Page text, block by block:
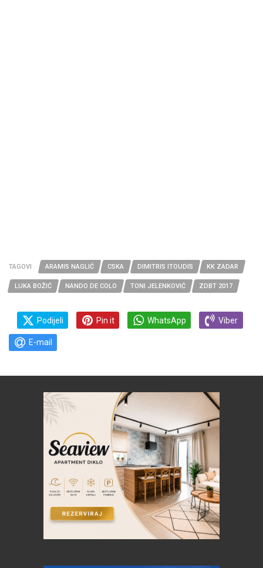
TAGOVI ARAMIS NAGLIĆ CSKA DIMITRIS ITOUDIS KK ZADAR
LUKA BOŽIĆ NANDO DE COLO TONI JELENKOVIĆ ZDBT 2017
Podijeli Pin it WhatsApp Viber
E-mail